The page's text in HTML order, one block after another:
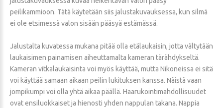
peilikammioon. Tätä käytetään siis jalustakuvauksessa, kun silmä
ei ole etsimessä valon sisään pääsyä estämässä.
Jalustalta kuvatessa mukana pitää olla etälaukaisin, jotta vältytään
laukaisimen painamisen aiheuttamalta kameran tärähdykseltä.
Kameran vitkalaukaisinta voi myös käyttää, mutta Nikoneissa ei sitä
voi käyttää samaan aikaan peilin lukituksen kanssa. Näistä vaan
jompikumpi voi olla yhtä aikaa päällä. Haarukointimahdollisuudet
ovat ensiluokkaiset ja hienosti yhden nappulan takana. Nappia